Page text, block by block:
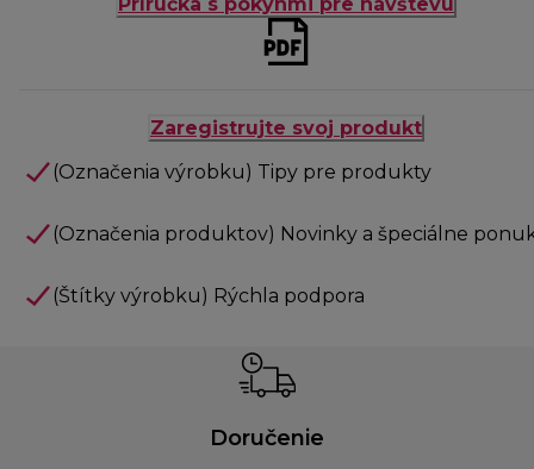
Zaregistrujte svoj produkt
(Označenia výrobku) Tipy pre produkty
(Označenia produktov) Novinky a špeciálne
(Štítky výrobku) Rýchla podpora
Doručenie